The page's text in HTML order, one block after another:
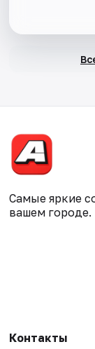
Самые яркие
вашем городе.
Контакты